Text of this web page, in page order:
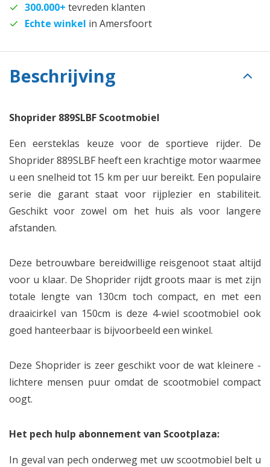
300.000+ tevreden klanten
Echte winkel in Amersfoort
Beschrijving
Shoprider 889SLBF Scootmobiel
Een eersteklas keuze voor de sportieve rijder. De
Shoprider 889SLBF heeft een krachtige motor waarmee
u een snelheid tot 15 km per uur bereikt. Een populaire
serie die garant staat voor rijplezier en stabiliteit.
Geschikt voor zowel om het huis als voor langere
afstanden.
Deze betrouwbare bereidwillige reisgenoot staat altijd
voor u klaar. De Shoprider rijdt groots maar is met zijn
totale lengte van 130cm toch compact, en met een
draaicirkel van 150cm is deze 4-wiel scootmobiel ook
goed hanteerbaar is bijvoorbeeld een winkel.
Deze Shoprider is zeer geschikt voor de wat kleinere -
lichtere mensen puur omdat de scootmobiel compact
oogt.
Het pech hulp abonnement van Scootplaza:
In geval van pech onderweg met uw scootmobiel belt u